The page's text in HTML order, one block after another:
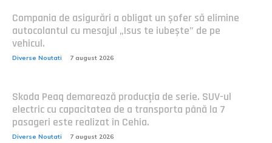
Compania de asigurări a obligat un șofer să elimine
autocolantul cu mesajul „Isus te iubește” de pe
vehicul.
Diverse Noutati 7 august 2026
Skoda Peaq demarează producția de serie. SUV-ul
electric cu capacitatea de a transporta până la 7
pasageri este realizat în Cehia.
Diverse Noutati 7 august 2026